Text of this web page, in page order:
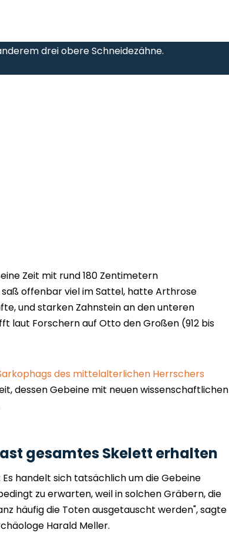
drei obere Schneidezähne.
Zeit mit rund 180 Zentimetern
offenbar viel im Sattel, hatte Arthrose
und starken Zahnstein an den unteren
laut Forschern auf Otto den Großen (912 bis
des mittelalterlichen Herrschers
dessen Gebeine mit neuen wissenschaftlichen
gesamtes Skelett erhalten
handelt sich tatsächlich um die Gebeine
zu erwarten, weil in solchen Gräbern, die
häufig die Toten ausgetauscht werden", sagte
Harald Meller.